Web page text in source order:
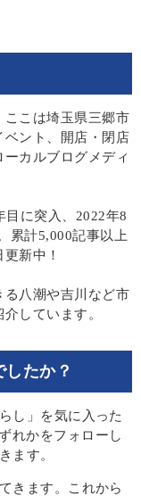
ここは埼玉県三郷市
ベント、開店・閉店
カルブログメディ
目に突入、2022年8
累計5,000記事以上
新中！
る八潮や吉川など市
しています。
たか？
し」を気に入った
れかをフォローし
ます。
きます。これから